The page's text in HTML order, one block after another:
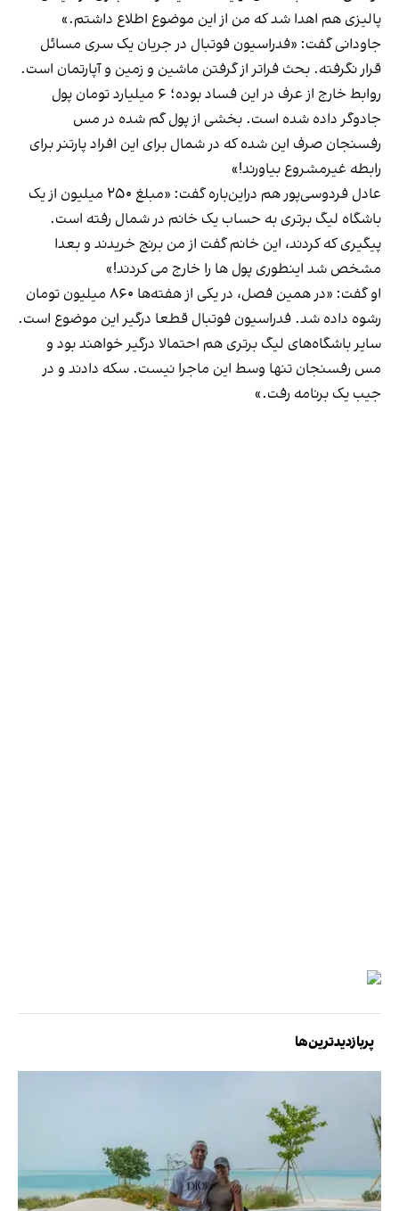
پالیزی‌ هم اهدا شد که من از این موضوع اطلاع داشتم.»
جاودانی گفت: «فدراسیون فوتبال در جریان یک سری مسائل
قرار نگرفته. بحث فراتر از گرفتن ماشین و زمین و آپارتمان است.
روابط خارج از عرف در این فساد بوده؛ ۶ میلیارد تومان پول
جادوگر داده شده است. بخشی از پول گم شده در مس
رفسنجان صرف این شده که در شمال برای این افراد پارتنر برای
رابطه غیرمشروع بیاورند!»
عادل فردوسی‌پور هم دراین‌باره گفت: «مبلغ ۲۵۰ میلیون از یک
باشگاه لیگ برتری به حساب یک خانم در شمال رفته است.
پیگیری که کردند، این خانم گفت از من برنج خریدند و بعدا
مشخص شد اینطوری پول ها را خارج می کردند!»
او گفت: «در همین فصل، در یکی از هفته‌ها ۸۶۰ میلیون تومان
رشوه داده شد. فدراسیون فوتبال قطعا درگیر این موضوع است.
سایر باشگاه‌های لیگ برتری هم احتمالا درگیر خواهند بود و
مس رفسنجان تنها وسط این ماجرا نیست. سکه دادند و در
جیب یک برنامه رفت.»
پربازدیدترین‌ها